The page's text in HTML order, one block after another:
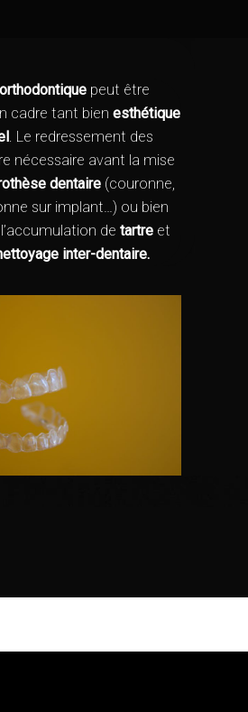
peut être
cadre tant bien esthétique
. Le redressement des
nécessaire avant la mise
dentaire (couronne,
sur implant…) ou bien
de tartre et
inter-dentaire.